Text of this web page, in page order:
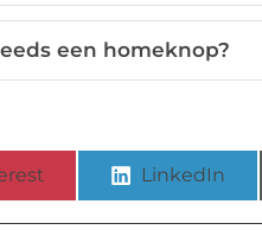
een homeknop?
LinkedIn